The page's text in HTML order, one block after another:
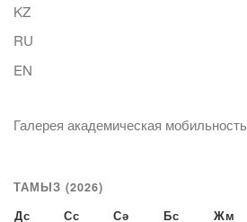
KZ
RU
EN
Галерея академическая мобильность
ТАМЫЗ (2026)
Дс Сс Сә Бс Жм